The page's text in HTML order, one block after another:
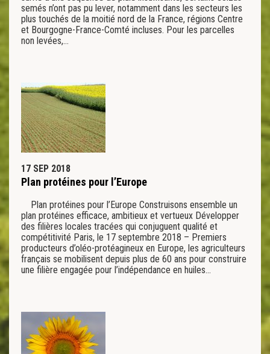
semés n’ont pas pu lever, notamment dans les secteurs les
plus touchés de la moitié nord de la France, régions Centre
et Bourgogne-France-Comté incluses. Pour les parcelles
non levées,…
17 SEP 2018
Plan protéines pour l’Europe
Plan protéines pour l’Europe Construisons ensemble un
plan protéines efficace, ambitieux et vertueux Développer
des filières locales tracées qui conjuguent qualité et
compétitivité Paris, le 17 septembre 2018 – Premiers
producteurs d’oléo-protéagineux en Europe, les agriculteurs
français se mobilisent depuis plus de 60 ans pour construire
une filière engagée pour l’indépendance en huiles…